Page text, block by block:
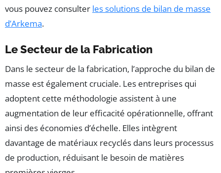
vous pouvez consulter les solutions de bilan de masse
d’Arkema.
Le Secteur de la Fabrication
Dans le secteur de la fabrication, l’approche du bilan de
masse est également cruciale. Les entreprises qui
adoptent cette méthodologie assistent à une
augmentation de leur efficacité opérationnelle, offrant
ainsi des économies d’échelle. Elles intègrent
davantage de matériaux recyclés dans leurs processus
de production, réduisant le besoin de matières